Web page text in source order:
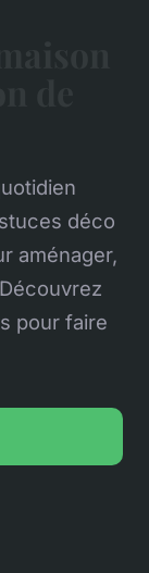
déco
aménager,
pour faire